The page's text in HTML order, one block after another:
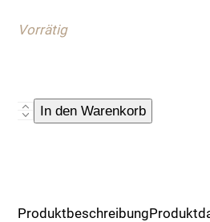
Vorrätig
Tischläufer,
In den Warenkorb
Produktbeschreibung